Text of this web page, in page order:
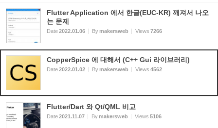
Flutter Application 에서 한글(EUC-KR) 깨져서 나오
는 문제
Date2022.01.06 Bymakersweb Views 7266
CopperSpice 에 대해서 (C++ Gui 라이브러리)
Date2022.01.02 Bymakersweb Views 4562
Flutter/Dart 와 Qt/QML 비교
Date2021.11.07 Bymakersweb Views 5106